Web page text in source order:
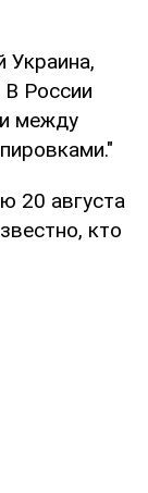
Украина,
В России
между
20 августа
кто